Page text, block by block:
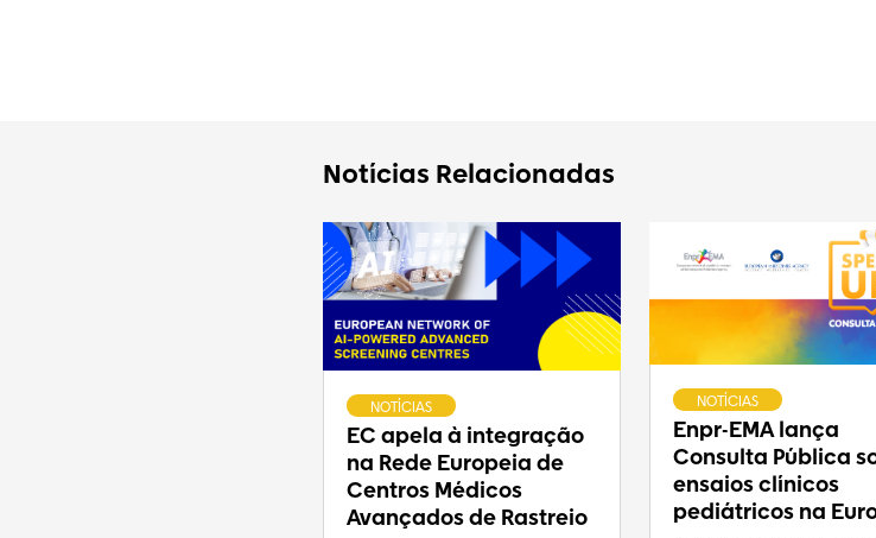
Notícias Relacionadas
EC apela à integração
na Rede Europeia de
Centros Médicos
Avançados de Rastreio
NOTÍCIAS
Enpr-EMA lança
Consulta Pública
ensaios clínicos
pediátricos na
NOTÍCIAS